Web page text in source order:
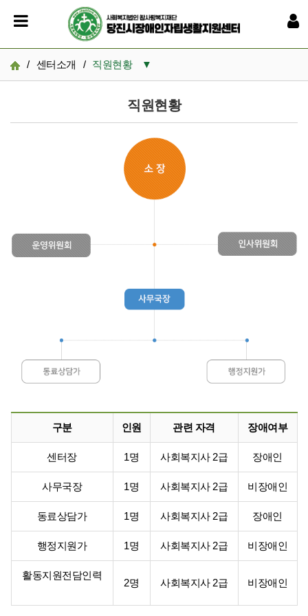
/ 센터소개 / 직원현황 ▼
설립목적 및 연혁
직원현황
찾아오시는 길
직원현황
구분 인원 관련 자격 장애여부
센터장 1명 사회복지사 2급 장애인
사무국장 1명 사회복지사 2급 비장애인
동료상담가 1명 사회복지사 2급 장애인
행정지원가 1명 사회복지사 2급 비장애인
활동지원전담인력
2명 사회복지사 2급 비장애인